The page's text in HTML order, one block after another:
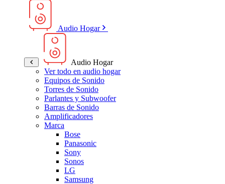
Audio Hogar
Audio Hogar
Ver todo en audio hogar
Equipos de Sonido
Torres de Sonido
Parlantes y Subwoofer
Barras de Sonido
Amplificadores
Marca
Bose
Panasonic
Sony
Sonos
LG
Samsung